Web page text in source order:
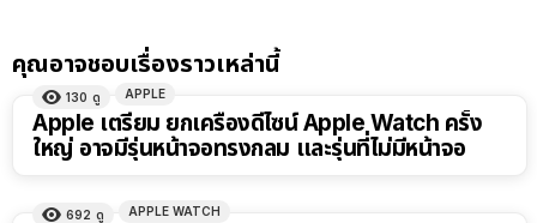
คุณอาจชอบเรื่องราวเหล่านี้
130 ดู APPLE
Apple เตรียม ยกเครื่องดีไซน์ Apple Watch ครั้ง
ใหญ่ อาจมีรุ่นหน้าจอทรงกลม และรุ่นที่ไม่มีหน้าจอ
692 ดู APPLE WATCH